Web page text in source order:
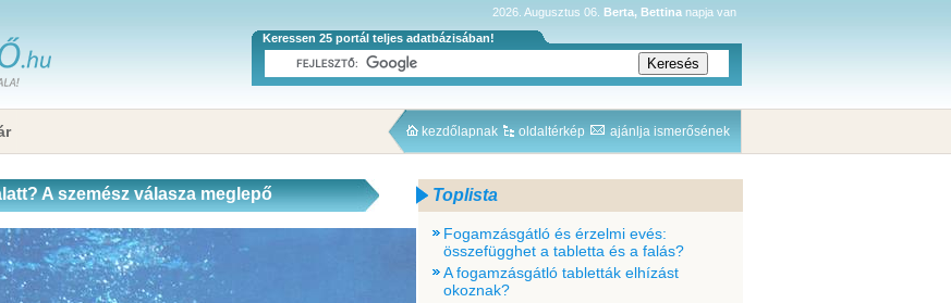
2026. Augusztus 06. Berta, Bettina napja van
Keressen 25 portál teljes adatbázisában!
kezdőlapnak oldaltérkép ajánlja ismerősének
A szemész válasza meglepő Toplista
Fogamzásgátló és érzelmi evés:
összefügghet a tabletta és a falás?
A fogamzásgátló tabletták elhízást
okoznak?